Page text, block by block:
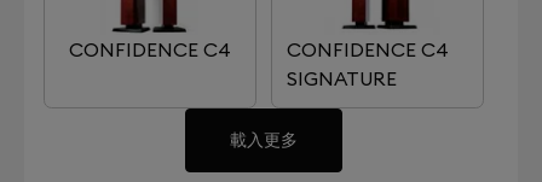
CONFIDENCE C4
CONFIDENCE C4
SIGNATURE
載入更多